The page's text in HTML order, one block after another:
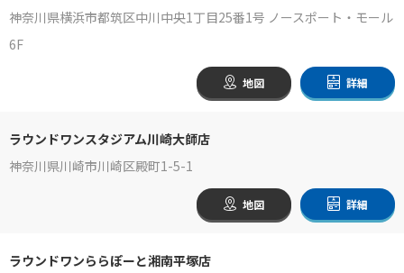
神奈川県横浜市都筑区中川中央1丁目25番1号 ノースポート・モール
6F
地図 詳細
ラウンドワンスタジアム川崎大師店
神奈川県川崎市川崎区殿町1-5-1
地図 詳細
ラウンドワンららぽーと湘南平塚店